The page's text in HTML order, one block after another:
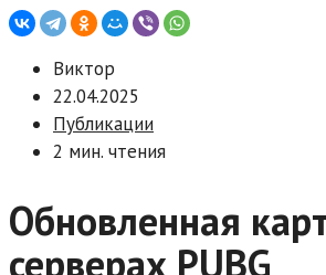
Виктор
22.04.2025
Публикации
2 мин. чтения
Обновленная
серверах PUBG